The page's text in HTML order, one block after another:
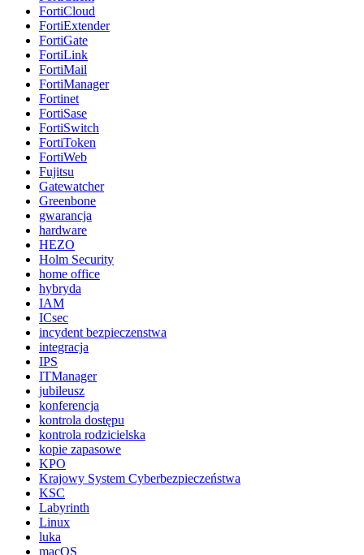
FortiCloud
FortiExtender
FortiGate
FortiLink
FortiMail
FortiManager
Fortinet
FortiSase
FortiSwitch
FortiToken
FortiWeb
Fujitsu
Gatewatcher
Greenbone
gwarancja
hardware
HEZO
Holm Security
home office
hybryda
IAM
ICsec
incydent bezpieczenstwa
integracja
IPS
ITManager
jubileusz
konferencja
kontrola dostępu
kontrola rodzicielska
kopie zapasowe
KPO
Krajowy System Cyberbezpieczeństwa
KSC
Labyrinth
Linux
luka
macOS